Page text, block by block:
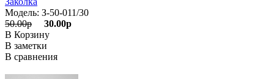
Модель: З-50-011/30
50.00р
30.00р
В Корзину
В заметки
В сравнения